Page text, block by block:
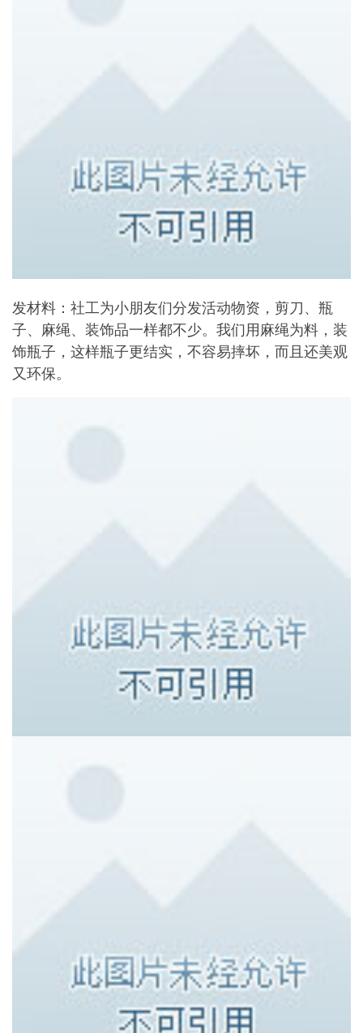
发材料：社工为小朋友们分发活动物资，剪刀、瓶
子、麻绳、装饰品一样都不少。我们用麻绳为料，装
饰瓶子，这样瓶子更结实，不容易摔坏，而且还美观
又环保。